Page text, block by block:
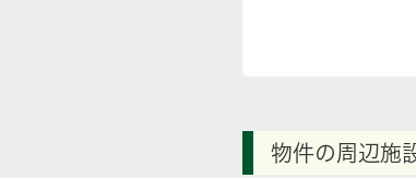
物件の周辺施